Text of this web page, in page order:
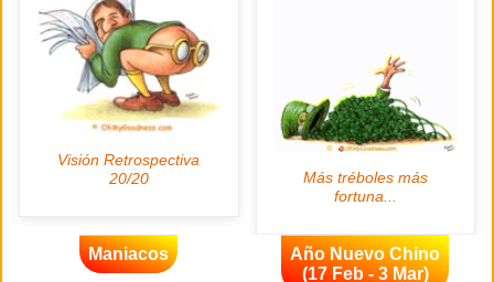
Maniacos
Año Nuevo Chino
(17 Feb - 3 Mar)